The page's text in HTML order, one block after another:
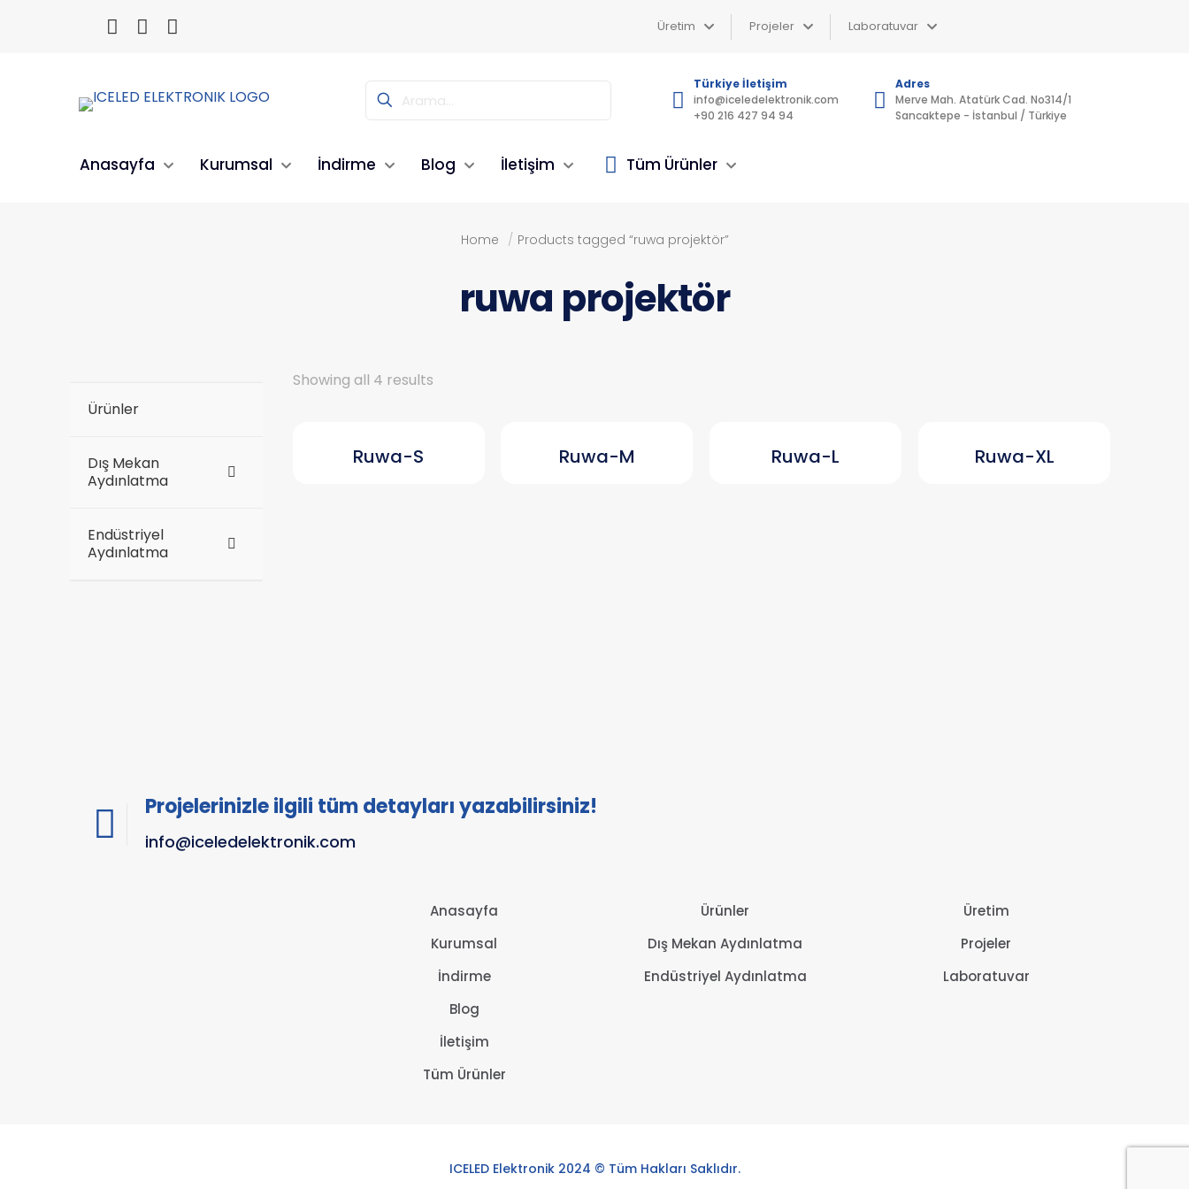
Üretim Projeler Laboratuvar
Türkiye İletişim
info@iceledelektronik.com
+90 216 427 94 94
Adres
Merve Mah. Atatürk Cad. No314/1
Sancaktepe - İstanbul / Türkiye
Anasayfa Kurumsal İndirme Blog İletişim Tüm Ürünler
Home / Products tagged “ruwa projektör”
ruwa projektör
Ürünler
Dış Mekan
Aydınlatma
Endüstriyel
Aydınlatma
Showing all 4 results
Ruwa-S Ruwa-M Ruwa-L Ruwa-XL
Projelerinizle ilgili tüm detayları yazabilirsiniz!
info@iceledelektronik.com
Anasayfa
Kurumsal
İndirme
Blog
İletişim
Tüm Ürünler
Ürünler
Dış Mekan Aydınlatma
Endüstriyel Aydınlatma
Üretim
Projeler
Laboratuvar
ICELED Elektronik 2024 © Tüm Hakları Saklıdır.